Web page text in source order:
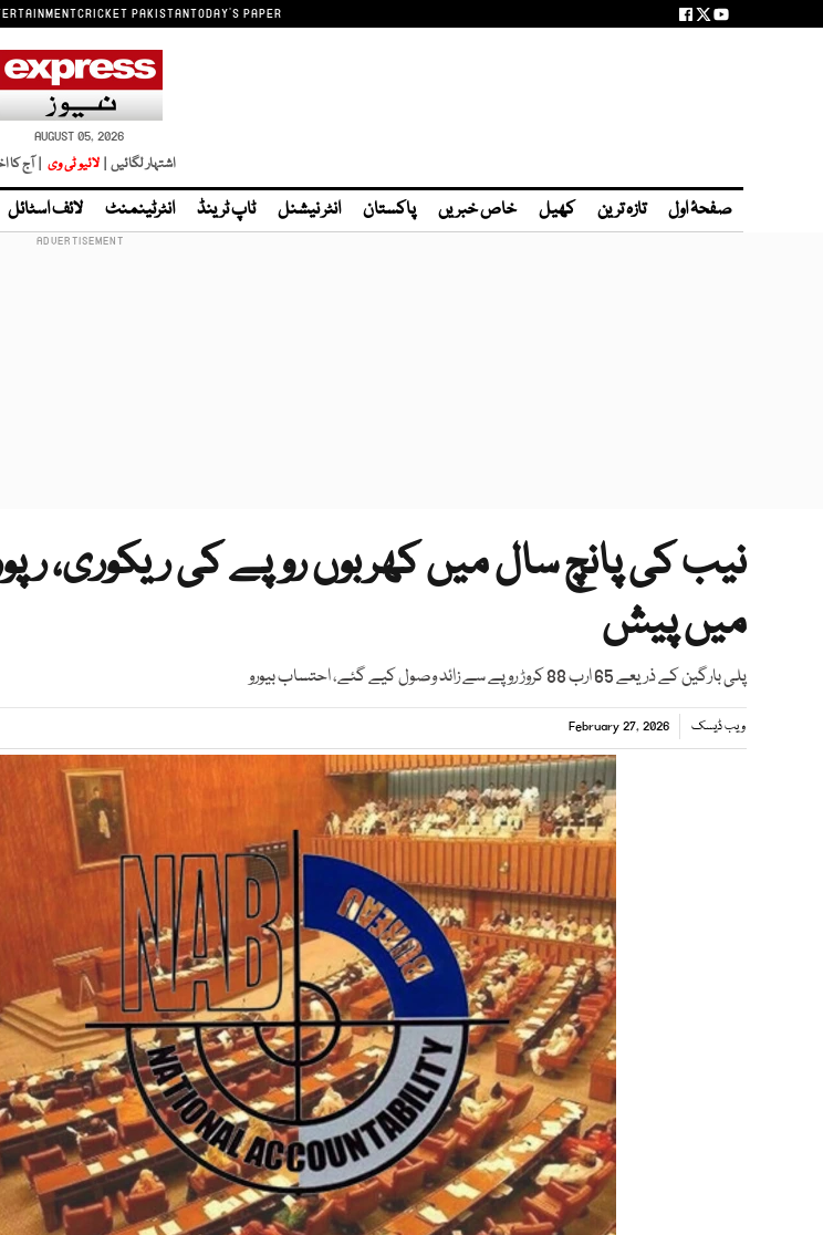
CRICKET PAKISTANTODAY'S PAPER
AUGUST 05, 2026
اشتہار لگائیں | لائیو ٹی وی | آج کا
صفحۂ اول تازہ ترین کھیل خاص خبریں پاکستان انٹر نیشنل ٹاپ ٹرینڈ انٹرٹینمنٹ لائف اسٹائل
نیب کی پانچ سال میں کھربوں روپے کی ریکوری،
میں پیش
پلی بارگین کے ذریعے 65 ارب 88 کروڑ روپے سے زائد وصول کیے گئے، احتساب بیورو
ویب ڈیسک February 27, 2026